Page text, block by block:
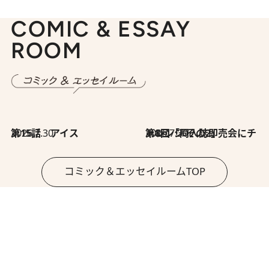
COMIC & ESSAY
ROOM
2026.7.30
第15話 アイス 2026.7.30
第8回「同人誌即売会にチャレンジ その2」
コミック＆エッセイルームTOP